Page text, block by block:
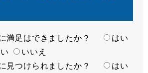
満足はできましたか？
はい
いいえ
見つけられましたか？
はい